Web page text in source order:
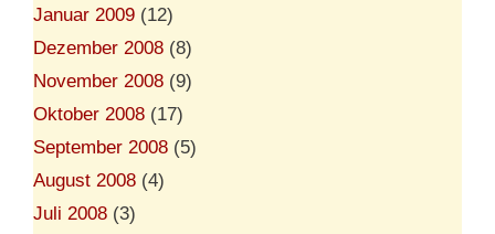
Januar 2009 (12)
Dezember 2008 (8)
November 2008 (9)
Oktober 2008 (17)
September 2008 (5)
August 2008 (4)
Juli 2008 (3)